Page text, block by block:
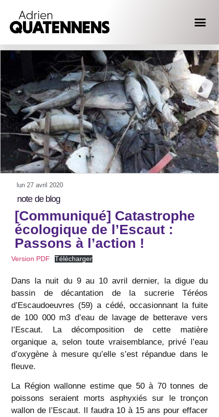
lun 27 avril 2020
note de blog
[Communiqué] Catastrophe
écologique de l’Escaut :
Passons à l’action !
Version PDF Télécharger
Dans la nuit du 9 au 10 avril dernier, la digue du
bassin de décantation de la sucrerie Téréos
d’Escaudoeuvres (59) a cédé, occasionnant la fuite
de 100 000 m3 d’eau de lavage de betterave vers
l’Escaut. La décomposition de cette matière
organique a, selon toute vraisemblance, privé l’eau
d’oxygène à mesure qu’elle s’est répandue dans le
fleuve.
La Région wallonne estime que 50 à 70 tonnes de
poissons seraient morts asphyxiés sur le tronçon
wallon de l’Escaut. Il faudra 10 à 15 ans pour effacer